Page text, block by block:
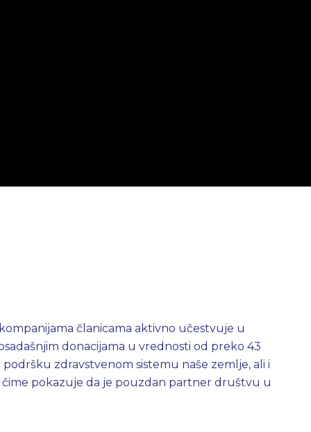
članicama aktivno učestvuje u
donacijama u vrednosti od preko 43
zdravstvenom sistemu naše zemlje, ali i
čime pokazuje da je pouzdan partner društvu u